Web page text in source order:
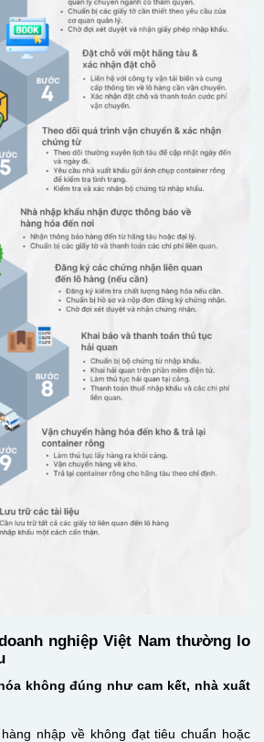
nghiệp Việt Nam thường lo
không đúng như cam kết, nhà xuất
nhập về không đạt tiêu chuẩn hoặc